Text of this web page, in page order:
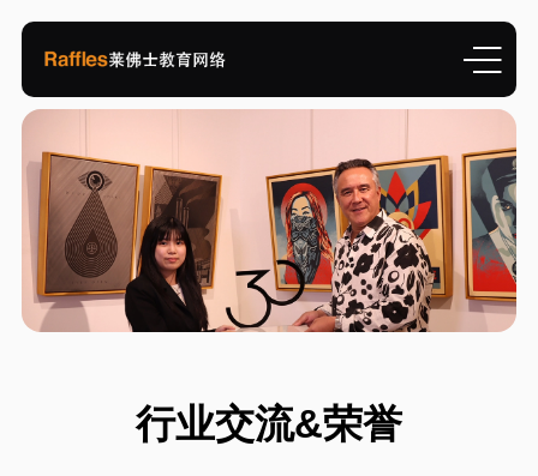
行业交流&荣誉